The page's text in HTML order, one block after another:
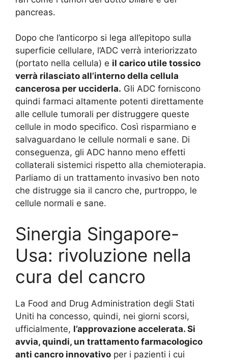
pancreas.
Dopo che l’anticorpo si lega all’epitopo sulla
superficie cellulare, l’ADC verrà interiorizzato
(portato nella cellula) e il carico utile tossico
verrà rilasciato all’interno della cellula
cancerosa per ucciderla. Gli ADC forniscono
quindi farmaci altamente potenti direttamente
alle cellule tumorali per distruggere queste
cellule in modo specifico. Così risparmiano e
salvaguardano le cellule normali e sane. Di
conseguenza, gli ADC hanno meno effetti
collaterali sistemici rispetto alla chemioterapia.
Parliamo di un trattamento invasivo ben noto
che distrugge sia il cancro che, purtroppo, le
cellule normali e sane.
Sinergia Singapore-
Usa: rivoluzione nella
cura del cancro
La Food and Drug Administration degli Stati
Uniti ha concesso, quindi, nei giorni scorsi,
ufficialmente, l’approvazione accelerata. Si
avvia, quindi, un trattamento farmacologico
anti cancro innovativo per i pazienti i cui